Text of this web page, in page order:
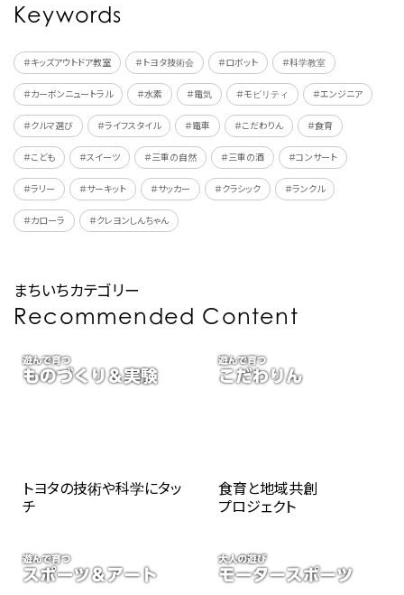
Keywords
＃キッズアウトドア教室 ＃トヨタ技術会 ＃ロボット ＃科学教室
＃カーボンニュートラル ＃水素 ＃電気 ＃モビリティ ＃エンジニア
＃クルマ選び ＃ライフスタイル ＃電車 ＃こだわりん ＃食育
＃こども ＃スイーツ ＃三重の自然 ＃三重の酒 ＃コンサート
＃ラリー ＃サーキット ＃サッカー ＃クラシック ＃ランクル
＃カローラ ＃クレヨンしんちゃん
まちいちカテゴリー
Recommended Content
トヨタの技術や科学にタッ
チ
食育と地域共創
プロジェクト